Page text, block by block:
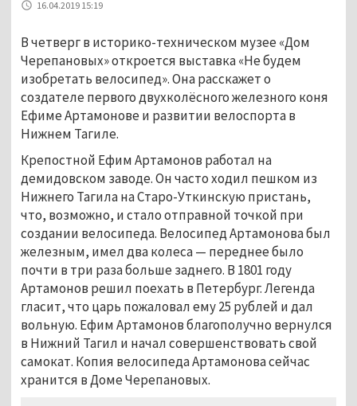
16.04.2019 15:19
В четверг в историко-техническом музее «Дом
Черепановых» откроется выставка «Не будем
изобретать велосипед». Она расскажет о
создателе первого двухколёсного железного коня
Ефиме Артамонове и развитии велоспорта в
Нижнем Тагиле.
Крепостной Ефим Артамонов работал на
демидовском заводе. Он часто ходил пешком из
Нижнего Тагила на Старо-Уткинскую пристань,
что, возможно, и стало отправной точкой при
создании велосипеда. Велосипед Артамонова был
железным, имел два колеса — переднее было
почти в три раза больше заднего. В 1801 году
Артамонов решил поехать в Петербург. Легенда
гласит, что царь пожаловал ему 25 рублей и дал
вольную. Ефим Артамонов благополучно вернулся
в Нижний Тагил и начал совершенствовать свой
самокат. Копия велосипеда Артамонова сейчас
хранится в Доме Черепановых.